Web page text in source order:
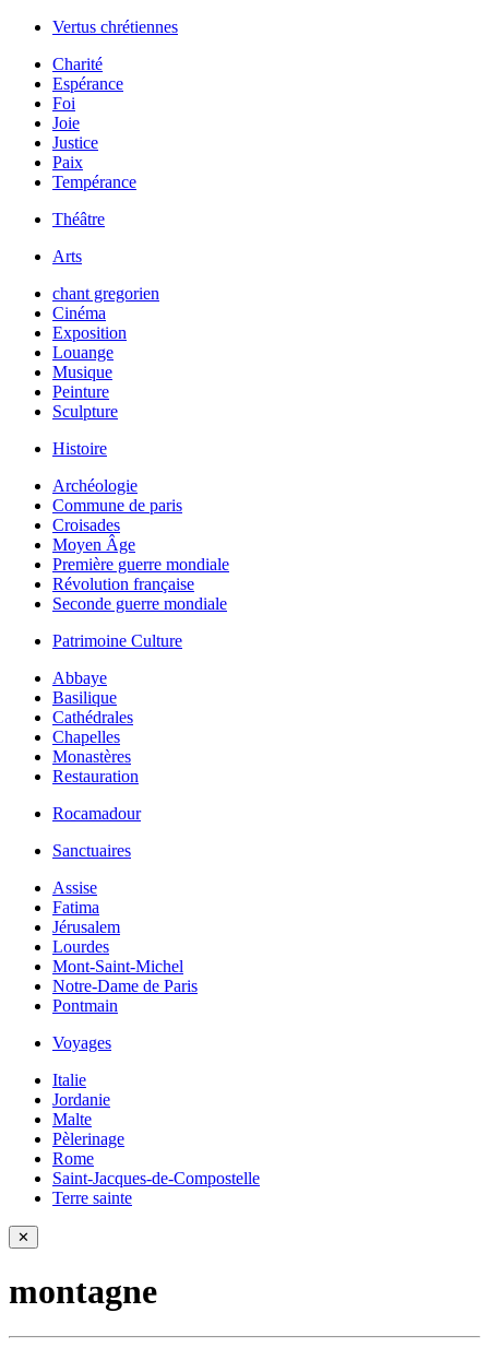
Vertus chrétiennes
Charité
Espérance
Foi
Joie
Justice
Paix
Tempérance
Théâtre
Arts
chant gregorien
Cinéma
Exposition
Louange
Musique
Peinture
Sculpture
Histoire
Archéologie
Commune de paris
Croisades
Moyen Âge
Première guerre mondiale
Révolution française
Seconde guerre mondiale
Patrimoine Culture
Abbaye
Basilique
Cathédrales
Chapelles
Monastères
Restauration
Rocamadour
Sanctuaires
Assise
Fatima
Jérusalem
Lourdes
Mont-Saint-Michel
Notre-Dame de Paris
Pontmain
Voyages
Italie
Jordanie
Malte
Pèlerinage
Rome
Saint-Jacques-de-Compostelle
Terre sainte
✕
montagne